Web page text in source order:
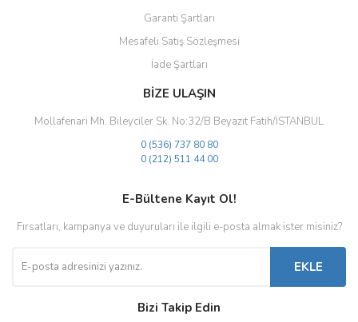
Garanti Şartları
Mesafeli Satış Sözleşmesi
İade Şartları
BİZE ULAŞIN
Mollafenari Mh. Bileyciler Sk. No:32/B Beyazıt Fatih/İSTANBUL
0 (536) 737 80 80
0 (212) 511 44 00
E-Bültene Kayıt Ol!
Fırsatları, kampanya ve duyuruları ile ilgili e-posta almak ister misiniz?
EKLE
Bizi Takip Edin